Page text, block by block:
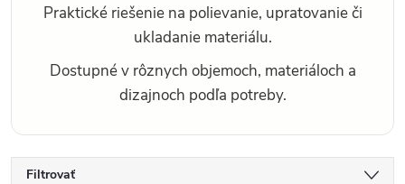
Praktické riešenie na polievanie, upratovanie či
ukladanie materiálu.
Dostupné v rôznych objemoch, materiáloch a
dizajnoch podľa potreby.
Filtrovať